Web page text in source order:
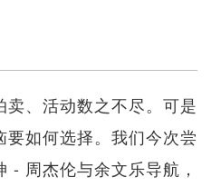
、活动数之不尽。可是
如何选择。我们今次尝
- 周杰伦与余文乐导航，